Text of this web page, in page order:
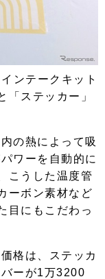
ンテークキット
「ステッカー」
の熱によって吸
ワーを自動的に
こうした温度管
ーボン素材など
目にもこだわっ
格は、ステッカ
ーが1万3200